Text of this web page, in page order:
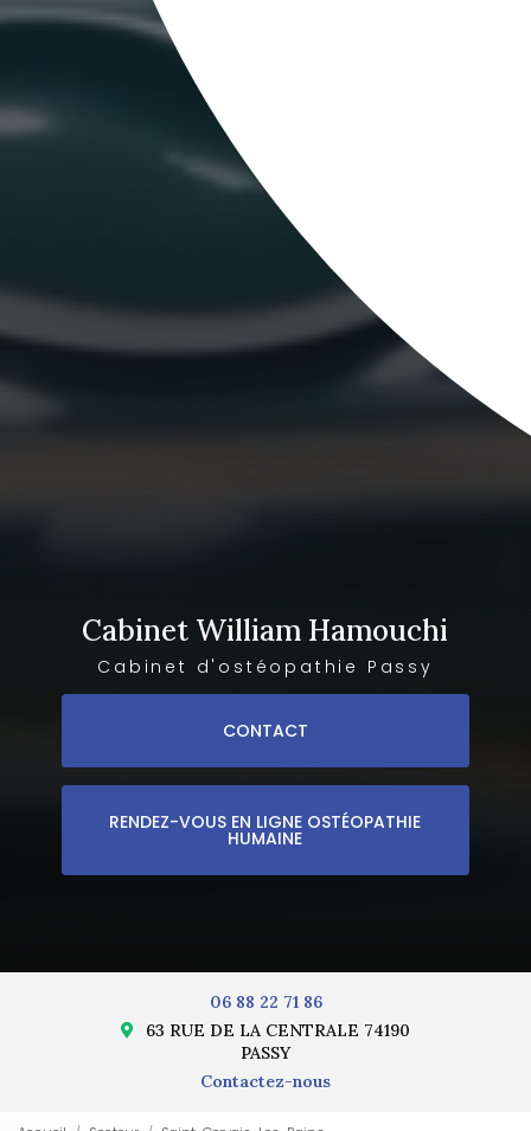
Cabinet William Hamouchi
Cabinet d'ostéopathie Passy
CONTACT
RENDEZ-VOUS EN LIGNE OSTÉOPATHIE
HUMAINE
06 88 22 71 86
63 RUE DE LA CENTRALE 74190
PASSY
Contactez-nous